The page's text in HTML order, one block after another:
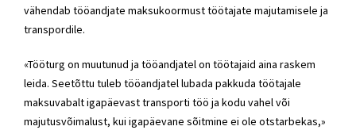
vähendab tööandjate maksukoormust töötajate majutamisele ja
transpordile.
«Tööturg on muutunud ja tööandjatel on töötajaid aina raskem
leida. Seetõttu tuleb tööandjatel lubada pakkuda töötajale
maksuvabalt igapäevast transporti töö ja kodu vahel või
majutusvõimalust, kui igapäevane sõitmine ei ole otstarbekas,»